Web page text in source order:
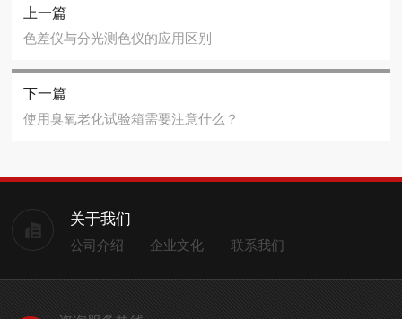
上一篇
色差仪与分光测色仪的应用区别
下一篇
使用臭氧老化试验箱需要注意什么？
关于我们
公司介绍 企业文化 联系我们